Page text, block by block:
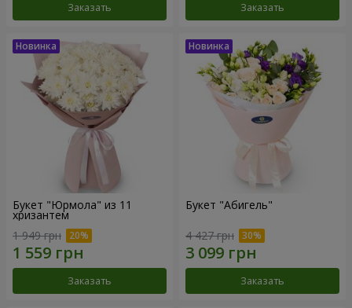
Заказать Заказать
Букет "Юрмола" из 11
хризантем
1 949 грн
Заказать
Букет "Абигель"
4 427 грн
Заказать